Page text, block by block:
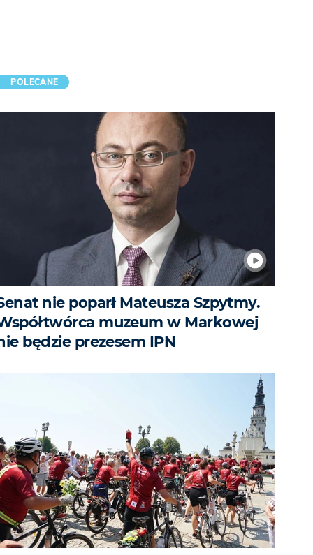
POLECANE
nie poparł Mateusza Szpytmy.
muzeum w Markowej
będzie prezesem IPN